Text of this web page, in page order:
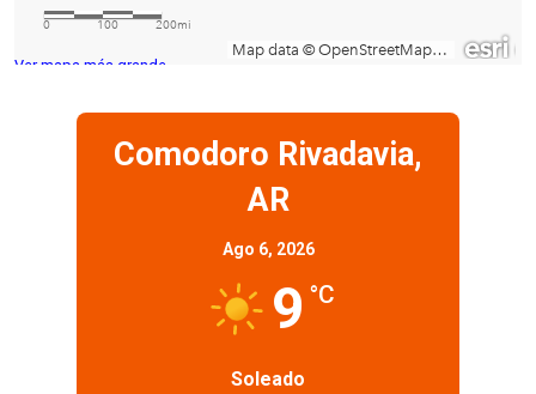
Ver mapa más grande
Comodoro Rivadavia,
AR
Ago 6, 2026
9 °C
Soleado